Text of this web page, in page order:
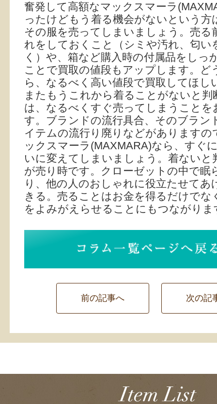
奮発して高額なマックスマーラ
ったけどもう着る機会がないという方
その服を売ってしまいましょう。売る
れをしておくこと（シミや汚れ、匂い
く）や、箱など購入時の付属品をしっ
ことで買取の値段もアップします。ど
ら、なるべく高い値段で買取してほし
またもうこれから着ることがないと判
は、なるべくすぐ売ってしまうことを
す。ブランドの流行具合、そのブラン
イテムの流行り廃りなどがありますの
ックスマーラ(MAXMARA)なら、すぐ
いに変えてしまいましょう。着ないと
が売り時です。クローゼットの中で眠
り、他の人のおしゃれに役立たせてあ
きる。売ることはお金を得るだけでな
をよみがえらせることにもつながりま
前の記事へ 次の記